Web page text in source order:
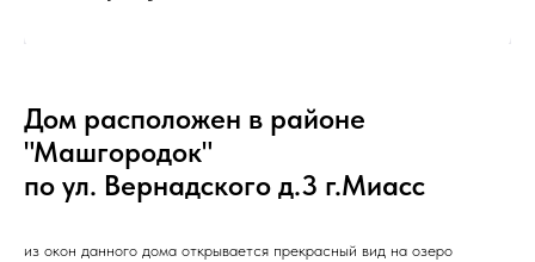
Дом расположен в районе
"Машгородок"
по ул. Вернадского д.3 г.Миасс
из окон данного дома открывается прекрасный вид на озеро